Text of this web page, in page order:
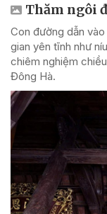
Thăm ngôi
Con đường dẫn
gian yên tĩnh như
chiêm nghiệm
Đông Hà.